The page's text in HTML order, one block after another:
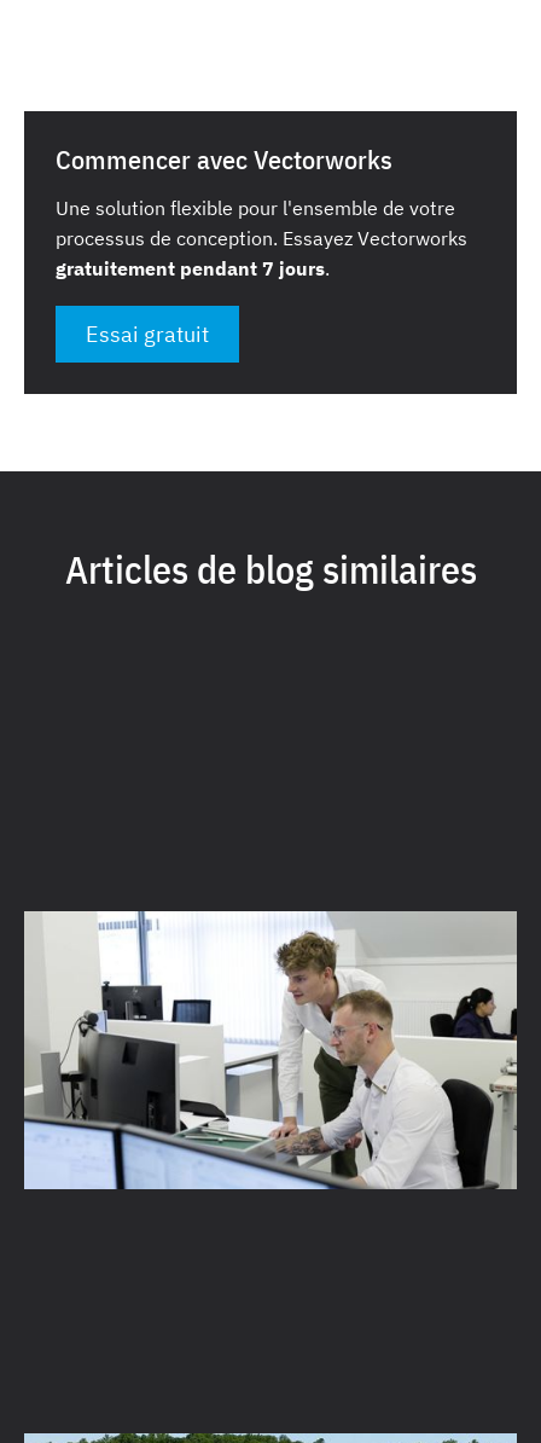
Commencer avec Vectorworks
Une solution flexible pour l'ensemble de votre
processus de conception. Essayez Vectorworks
gratuitement pendant 7 jours.
Essai gratuit
Articles de blog similaires
Dessins 2D, modèles 3D et scripts sur mesure
: comment le cabinet d'ingénierie Concreet
by Studibo utilise Vectorworks
En savoir plus →